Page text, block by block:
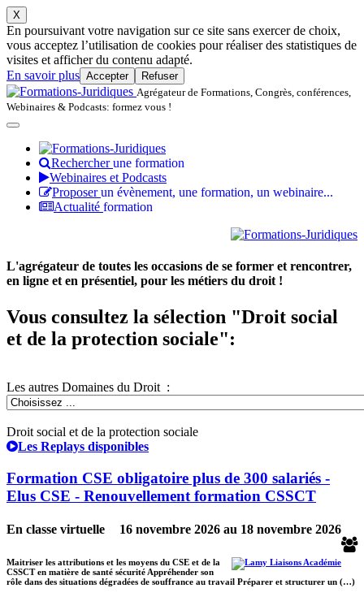
X
En poursuivant votre navigation sur ce site sans exercer de choix,
vous acceptez l’utilisation de cookies pour réaliser des statistiques de
visites et afficher du contenu adapté.
En savoir plus Accepter
Refuser
Agrégateur de Formations, Congrès, conférences,
Webinaires & Podcasts: formez vous !
Rechercherune formation
Webinaires et Podcasts
Proposerun évènement, une formation, un webinaire...
Actualité formation
L'agrégateur de toutes les occasions de se former et rencontrer,
en ligne et en présentiel, pour les métiers du droit !
Vous consultez la sélection "Droit social
et de la protection sociale":
Les autres Domaines du Droit :
Droit social et de la protection sociale
Les Replays disponibles
Formation CSE obligatoire plus de 300 salariés -
Elus CSE - Renouvellement formation CSSCT
En classe virtuelle 16 novembre 2026 au 18 novembre 2026
Maitriser les attributions et les moyens du CSE et de la
CSSCT en matière de santé sécurité Appréhender son
rôle dans des situations dégradées de souffrance au travail Préparer et structurer un (…)